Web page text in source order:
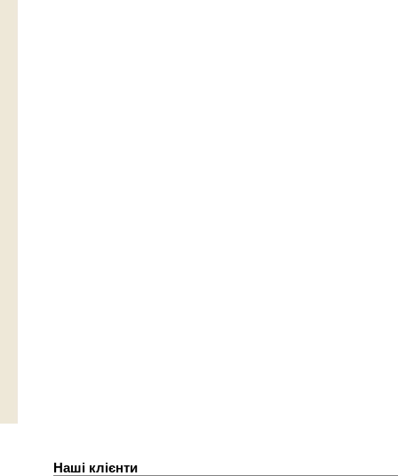
Наші клієнти